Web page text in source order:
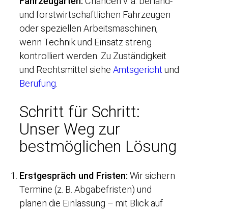
und forstwirtschaftlichen Fahrzeugen
oder speziellen Arbeitsmaschinen,
wenn Technik und Einsatz streng
kontrolliert werden. Zu Zuständigkeit
und Rechtsmittel siehe Amtsgericht und
Berufung.
Schritt für Schritt:
Unser Weg zur
bestmöglichen Lösung
Erstgespräch und Fristen: Wir sichern
Termine (z. B. Abgabefristen) und
planen die Einlassung – mit Blick auf